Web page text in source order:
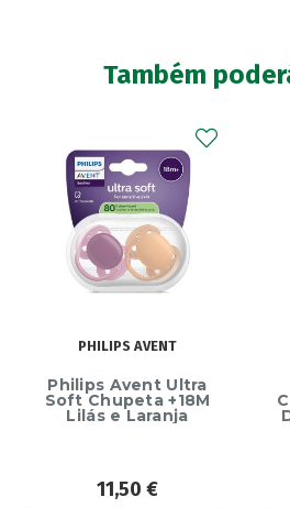
Também
PHILIPS AVENT
Philips Avent Ultra
Soft Chupeta +18M
Lilás e Laranja
11,50€